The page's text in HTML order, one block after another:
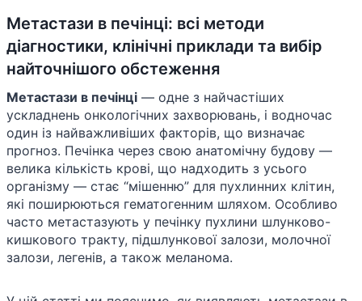
Метастази в печінці: всі методи
діагностики, клінічні приклади та вибір
найточнішого обстеження
Метастази в печінці — одне з найчастіших
ускладнень онкологічних захворювань, і водночас
один із найважливіших факторів, що визначає
прогноз. Печінка через свою анатомічну будову —
велика кількість крові, що надходить з усього
організму — стає “мішенню” для пухлинних клітин,
які поширюються гематогенним шляхом. Особливо
часто метастазують у печінку пухлини шлунково-
кишкового тракту, підшлункової залози, молочної
залози, легенів, а також меланома.